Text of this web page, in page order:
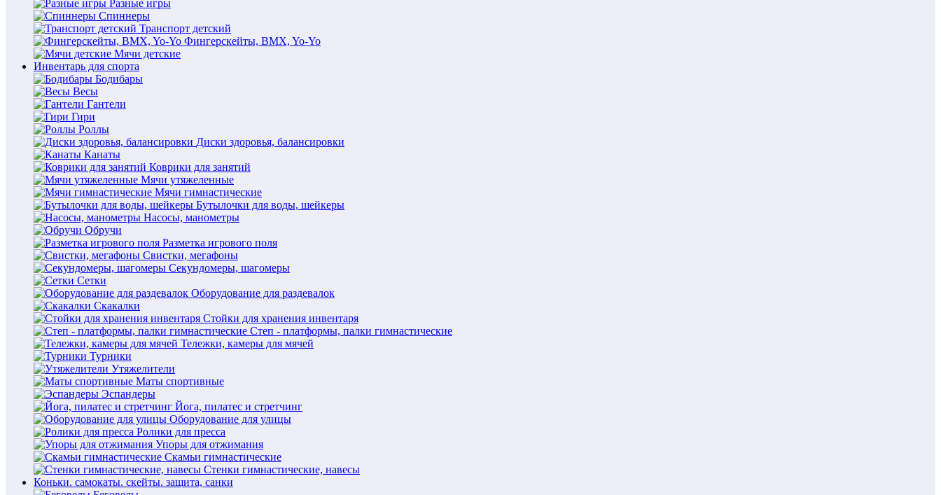
Разные игры
Спиннеры
Транспорт детский
Фингерскейты, BMX, Yo-Yo
Мячи детские
Инвентарь для спорта
Бодибары
Весы
Гантели
Гири
Роллы
Диски здоровья, балансировки
Канаты
Коврики для занятий
Мячи утяжеленные
Мячи гимнастические
Бутылочки для воды, шейкеры
Насосы, манометры
Обручи
Разметка игрового поля
Свистки, мегафоны
Секундомеры, шагомеры
Сетки
Оборудование для раздевалок
Скакалки
Стойки для хранения инвентаря
Степ - платформы, палки гимнастические
Тележки, камеры для мячей
Турники
Утяжелители
Маты спортивные
Эспандеры
Йога, пилатес и стретчинг
Оборудование для улицы
Ролики для пресса
Упоры для отжимания
Скамьи гимнастические
Стенки гимнастические, навесы
Коньки. самокаты. скейты. защита, санки